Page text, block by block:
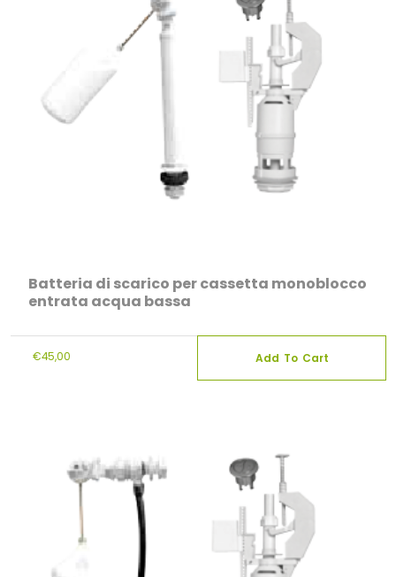
Batteria di scarico per cassetta monoblocco
entrata acqua bassa
€45,00 Add To Cart